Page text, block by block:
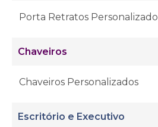
Porta Retratos Personalizado
Chaveiros
Chaveiros Personalizados
Escritório e Executivo